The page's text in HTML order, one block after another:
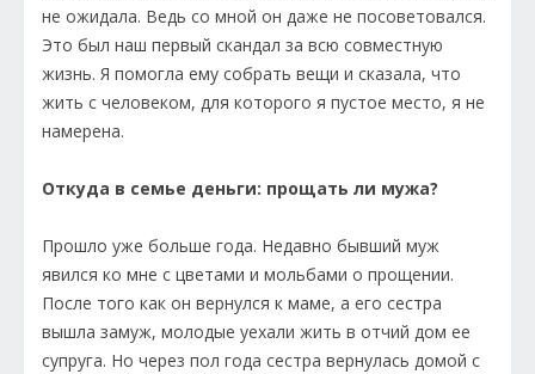
не ожидала. Ведь со мной он даже не посоветовался.
Это был наш первый скандал за всю совместную
жизнь. Я помогла ему собрать вещи и сказала, что
жить с человеком, для которого я пустое место, я не
намерена.
Откуда в семье деньги: прощать ли мужа?
Прошло уже больше года. Недавно бывший муж
явился ко мне с цветами и мольбами о прощении.
После того как он вернулся к маме, а его сестра
вышла замуж, молодые уехали жить в отчий дом ее
супруга. Но через пол года сестра вернулась домой с